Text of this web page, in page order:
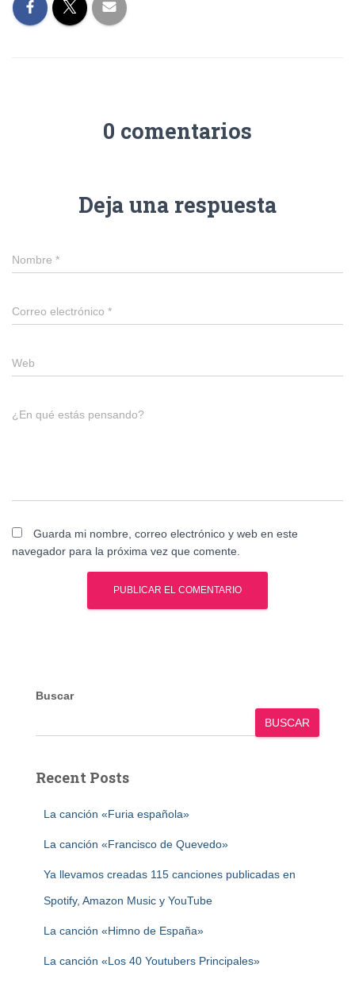
0 comentarios
Deja una respuesta
Nombre *
Correo electrónico *
Web
¿En qué estás pensando?
Guarda mi nombre, correo electrónico y web en este
navegador para la próxima vez que comente.
Buscar
BUSCAR
Recent Posts
La canción «Furia española»
La canción «Francisco de Quevedo»
Ya llevamos creadas 115 canciones publicadas en
Spotify, Amazon Music y YouTube
La canción «Himno de España»
La canción «Los 40 Youtubers Principales»